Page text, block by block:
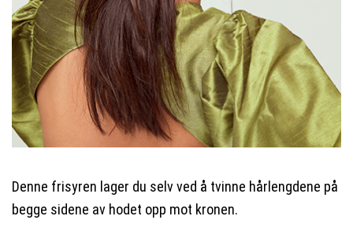
Denne frisyren lager du selv ved å tvinne hårlengdene på
begge sidene av hodet opp mot kronen.